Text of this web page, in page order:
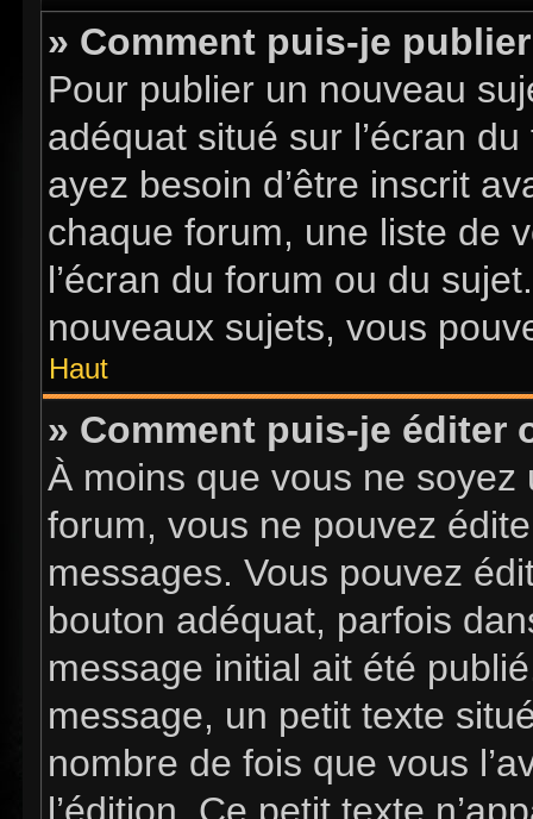
» Comment puis-je
Pour publier un nouveau
adéquat situé sur l’écran
ayez besoin d’être inscrit
chaque forum, une liste de
l’écran du forum ou du
nouveaux sujets, vous
Haut
» Comment puis-je éditer
À moins que vous ne
forum, vous ne pouvez
messages. Vous pouvez
bouton adéquat, parfois
message initial ait été
message, un petit texte
nombre de fois que vous